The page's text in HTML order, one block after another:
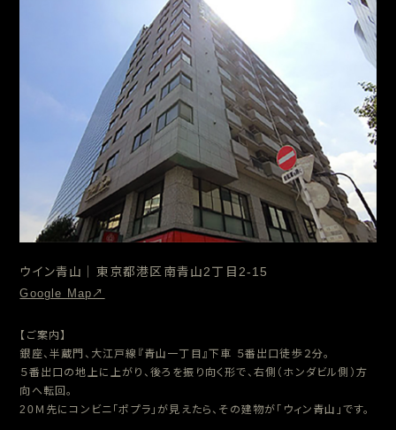
ウイン青山｜東京都港区南青山2丁目2-15
Google Map↗︎
【ご案内】
銀座、半蔵門、大江戸線『青山一丁目』下車 ５番出口徒歩２分。
５番出口の地上に上がり、後ろを振り向く形で、右側（ホンダビル側）方
向へ転回。
20Ｍ先にコンビニ「ポプラ」が見えたら、その建物が「ウィン青山」です。